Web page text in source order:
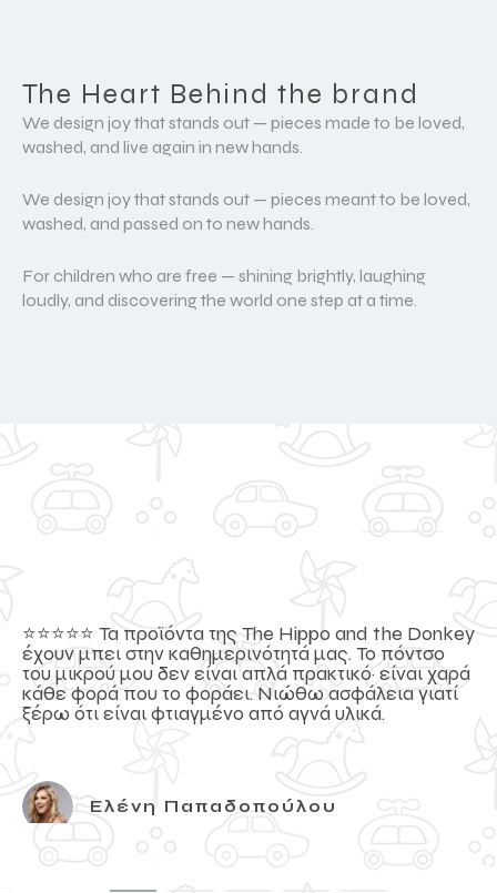
The Heart Behind the brand
We design joy that stands out — pieces made to be loved,
washed, and live again in new hands.
We design joy that stands out — pieces meant to be loved,
washed, and passed on to new hands.
For children who are free — shining brightly, laughing
loudly, and discovering the world one step at a time.
⭐️⭐️⭐️⭐️⭐️ Τα προϊόντα της The Hippo and the Donkey
έχουν μπει στην καθημερινότητά μας. Το πόντσο
του μικρού μου δεν είναι απλά πρακτικό· είναι χαρά
κάθε φορά που το φοράει. Νιώθω ασφάλεια γιατί
ξέρω ότι είναι φτιαγμένο από αγνά υλικά.
Ελένη Παπαδοπούλου